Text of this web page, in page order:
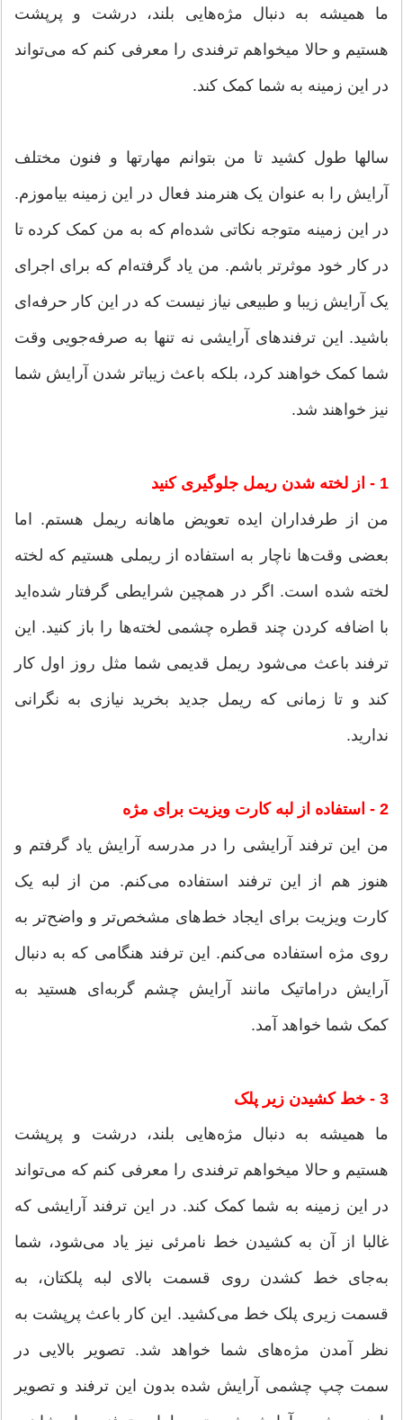
ما همیشه به دنبال مژه‌هایی بلند، درشت و پرپشت
هستیم و حالا می‎خواهم ترفندی را معرفی کنم که می‌تواند
در این زمینه به شما کمک کند.
سا‎ل‎ها طول کشید تا من بتوانم مهارت‎ها و فنون مختلف
آرایش را به عنوان یک هنرمند فعال در این زمینه بیاموزم.
در این زمینه متوجه نکاتی شده‌ام که به من کمک کرده تا
در کار خود موثرتر باشم. من یاد گرفته‌ام که برای اجرای
یک آرایش زیبا و طبیعی نیاز نیست که در این کار حرفه‌ای
باشید. این ترفندهای آرایشی نه تنها به صرفه‌جویی وقت
شما کمک خواهند کرد، بلکه باعث زیباتر شدن آرایش شما
نیز خواهند شد.
1 - از لخته شدن ریمل جلوگیری کنید
من از طرفداران ایده تعویض ماهانه ریمل هستم. اما
بعضی وقت‌ها ناچار به استفاده از ریملی هستیم که لخته
لخته شده است. اگر در همچین شرایطی گرفتار شده‌اید
با اضافه کردن چند قطره چشمی لخته‌ها را باز کنید. این
ترفند باعث می‌شود ریمل قدیمی شما مثل روز اول کار
کند و تا زمانی که ریمل جدید بخرید نیازی به نگرانی
ندارید.
2 - استفاده از لبه کارت ویزیت برای مژه
من این ترفند آرایشی را در مدرسه آرایش یاد گرفتم و
هنوز هم از این ترفند استفاده می‌کنم. من از لبه یک
روی مژه استفاده می‌کنم. این ترفند هنگامی که به دنبال
آرایش دراماتیک مانند آرایش چشم گربه‌ای هستید به
کمک شما خواهد آمد.
3 - خط کشیدن زیر پلک
ما همیشه به دنبال مژه‌هایی بلند، درشت و پرپشت
هستیم و حالا می‎خواهم ترفندی را معرفی کنم که می‌تواند
در این زمینه به شما کمک کند. در این ترفند آرایشی که
غالبا از آن به کشیدن خط نامرئی نیز یاد می‌شود، شما
به‌جای خط کشدن روی قسمت بالای لبه پلکتان، به
قسمت زیری پلک خط می‌کشید. این کار باعث پرپشت به
نظر آمدن مژه‌های شما خواهد شد. تصویر بالایی در
سمت چپ چشمی آرایش شده بدون این ترفند و تصویر